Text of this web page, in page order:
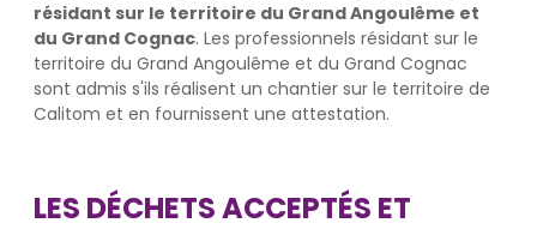
résidant sur le territoire du Grand Angoulême et
du Grand Cognac. Les professionnels résidant sur le
territoire du Grand Angoulême et du Grand Cognac
sont admis s'ils réalisent un chantier sur le territoire de
Calitom et en fournissent une attestation.
LES DÉCHETS ACCEPTÉS ET